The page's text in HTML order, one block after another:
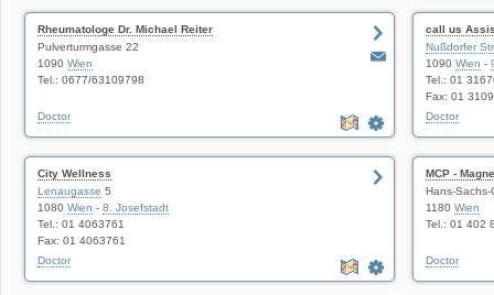
Rheumatologe Dr. Michael Reiter
Pulverturmgasse 22
1090 Wien
Tel.: 0677/63109798
Doctor
call us
Nußdorfer
1090 Wien -
Tel.: 01
Fax: 01
Doctor
City Wellness
Lenaugasse 5
1080 Wien - 8. Josefstadt
Tel.: 01 4063761
Fax: 01 4063761
Doctor
MCP -
Hans-
1180 Wien
Tel.: 01 402
Doctor